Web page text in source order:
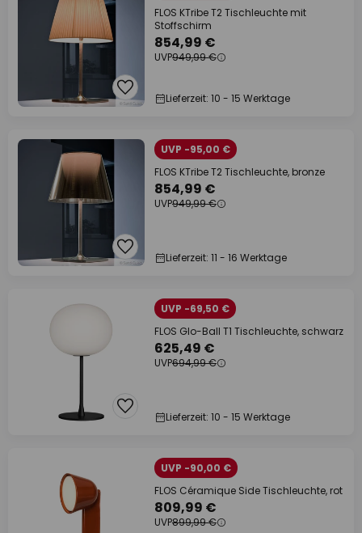
FLOS KTribe T2 Tischleuchte mit
Stoffschirm
854,99 €
UVP949,99 €
Lieferzeit: 10 - 15 Werktage
UVP -95,00 €
FLOS KTribe T2 Tischleuchte, bronze
854,99 €
UVP949,99 €
Lieferzeit: 11 - 16 Werktage
UVP -69,50 €
FLOS Glo-Ball T1 Tischleuchte, schwarz
625,49 €
UVP694,99 €
Lieferzeit: 10 - 15 Werktage
UVP -90,00 €
FLOS Céramique Side Tischleuchte, rot
809,99 €
UVP899,99 €